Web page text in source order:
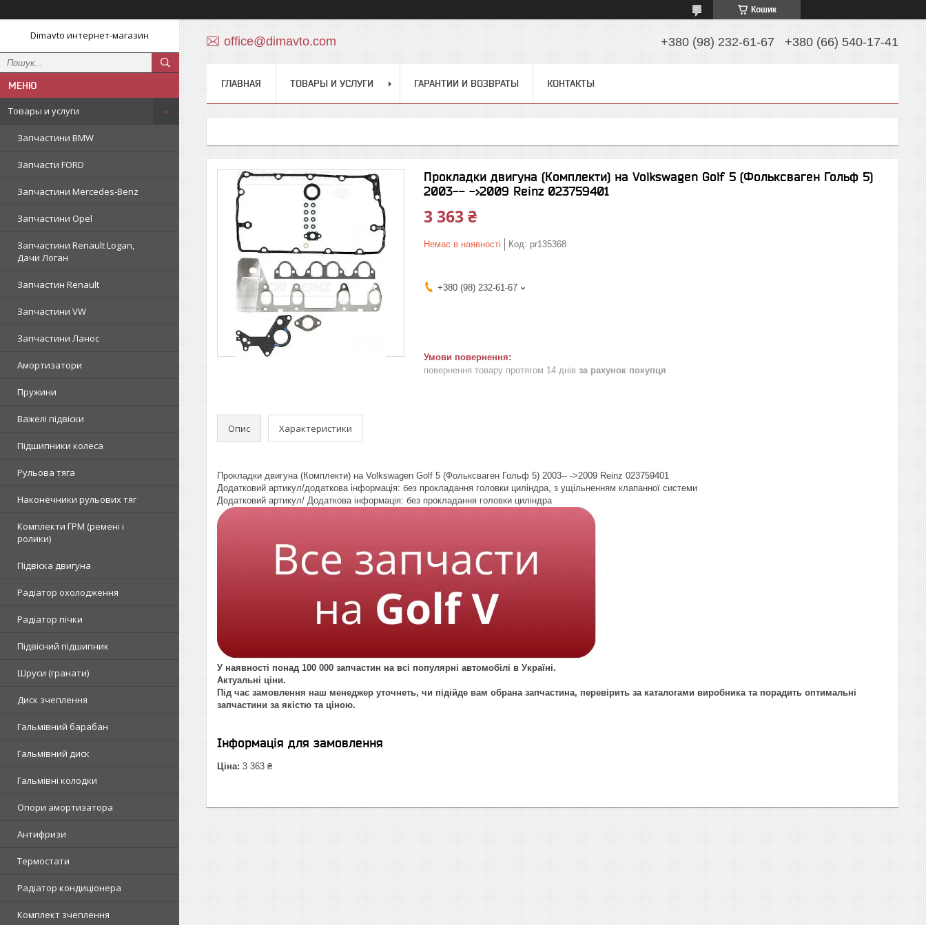
Кошик
Dimavto интернет-магазин
Товары и услуги
Запчастини BMW
Запчасти FORD
Запчастини Mercedes-Benz
Запчастини Opel
Запчастини Renault Logan,
Дачи Логан
Запчастин Renault
Запчастини VW
Запчастини Ланос
Амортизатори
Пружини
Важелі підвіски
Підшипники колеса
Рульова тяга
Наконечники рульових тяг
Комплекти ГРМ (ремені і
ролики)
Підвіска двигуна
Радіатор охолодження
Радіатор пічки
Підвісний підшипник
Шруси (гранати)
Диск зчеплення
Гальмівний барабан
Гальмівний диск
Гальмівні колодки
Опори амортизатора
Антифризи
Термостати
Радіатор кондиціонера
Комплект зчеплення
office@dimavto.com +380 (98) 232-61-67 +380 (66) 540-17-41
ГЛАВНАЯ ТОВАРЫ И УСЛУГИ ГАРАНТИИ И ВОЗВРАТЫ КОНТАКТЫ
Прокладки двигуна (Комплекти) на Volkswagen Golf 5 (Фольксваген Гольф 5)
2003-- ->2009 Reinz 023759401
3 363 ₴
Немає в наявності Код: pr135368
+380 (98) 232-61-67
повернення товару протягом 14 днів за рахунок покупця
Опис Характеристики
Прокладки двигуна (Комплекти) на Volkswagen Golf 5 (Фольксваген Гольф 5) 2003-- ->2009 Reinz 023759401
Додатковий артикул/додаткова інформація: без прокладання головки циліндра, з ущільненням клапанної системи
Додатковий артикул/ Додаткова інформація: без прокладання головки циліндра
У наявності понад 100 000 запчастин на всі популярні автомобілі в Україні.
Актуальні ціни.
Під час замовлення наш менеджер уточнеть, чи підійде вам обрана запчастина, перевірить за каталогами виробника та порадить оптимальні
запчастини за якістю та ціною.
Інформація для замовлення
Ціна: 3 363 ₴